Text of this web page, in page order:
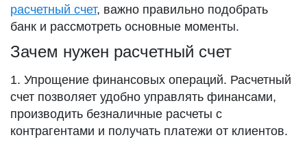
расчетный счет, важно правильно подобрать
банк и рассмотреть основные моменты.
Зачем нужен расчетный счет
1. Упрощение финансовых операций. Расчетный
счет позволяет удобно управлять финансами,
производить безналичные расчеты с
контрагентами и получать платежи от клиентов.